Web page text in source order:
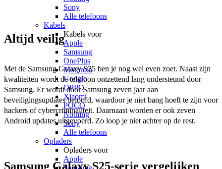
Sony
Alle telefoons
Kabels
Kabels voor
Apple
Samsung
OnePlus
Motorola
Google
OPPO
Xiaomi
POCO
Nothing
Sony
Alle telefoons
Opladers
Opladers voor
Apple
Altijd veilig
Met de Samsung Galaxy S25 ben je nog wel even zoet. Naast zijn
kwaliteiten wordt de telefoon ontzettend lang ondersteund door
Samsung. Er wordt door Samsung zeven jaar aan
beveiligingsupdates beloofd, waardoor je niet bang hoeft te zijn voor
hackers of cybercriminaliteit. Daarnaast worden er ook zeven
Android updates uitgevoerd. Zo loop je niet achter op de rest.
Samsung Galaxy S25-serie vergelijken